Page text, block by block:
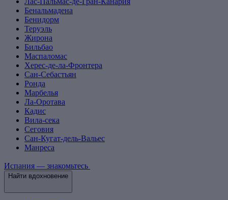
Бенальмадена
Бенидорм
Теруэль
Жирона
Бильбао
Маспаломас
Херес-де-ла-Фронтера
Сан-Себастьян
Ронда
Марбелья
Ла-Оротава
Кадис
Вила-сека
Сеговия
Сан-Кугат-дель-Вальес
Манреса
Испания — знакомьтесь
Найти вдохновение